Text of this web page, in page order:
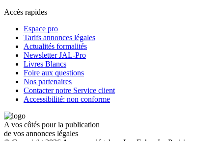
Accès rapides
Espace pro
Tarifs annonces légales
Actualités formalités
Newsletter JAL-Pro
Livres Blancs
Foire aux questions
Nos partenaires
Contacter notre Service client
Accessibilité: non conforme
A vos côtés pour la publication
de vos annonces légales